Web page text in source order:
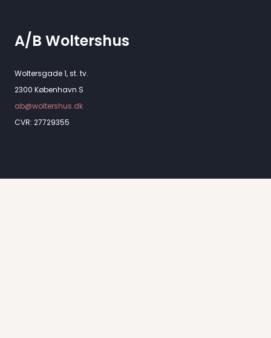
A/B Woltershus
Woltersgade 1, st. tv.
2300 København S
ab@woltershus.dk
CVR: 27729355